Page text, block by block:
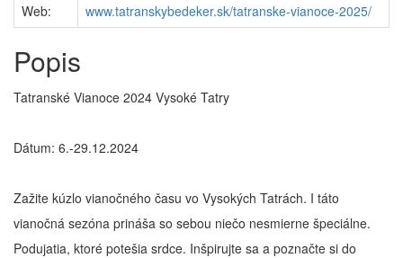
Web:
www.tatranskybedeker.sk/tatranske-vianoce-2025/
Popis
Tatranské Vianoce 2024 Vysoké Tatry
Dátum: 6.-29.12.2024
Zažite kúzlo vianočného času vo Vysokých Tatrách. I táto
vianočná sezóna prináša so sebou niečo nesmierne špeciálne.
Podujatia, ktoré potešia srdce. Inšpirujte sa a poznačte si do